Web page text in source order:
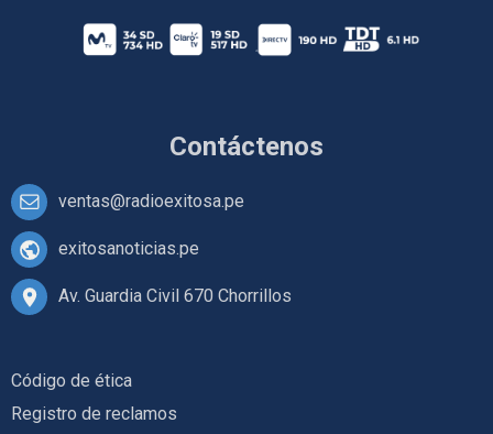
Contáctenos
ventas@radioexitosa.pe
exitosanoticias.pe
Av. Guardia Civil 670 Chorrillos
Código de ética
Registro de reclamos